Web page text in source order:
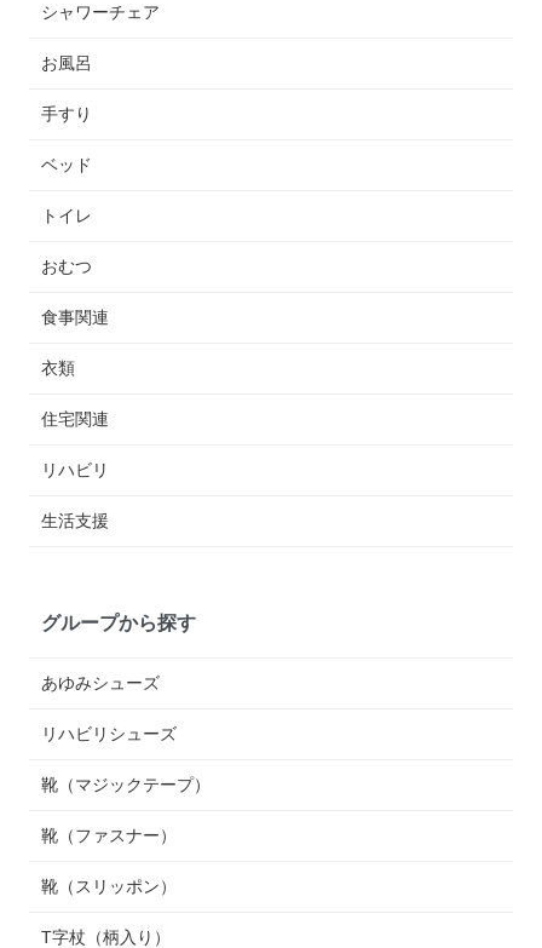
シャワーチェア
お風呂
手すり
ベッド
トイレ
おむつ
食事関連
衣類
住宅関連
リハビリ
生活支援
グループから探す
あゆみシューズ
リハビリシューズ
靴（マジックテープ）
靴（ファスナー）
靴（スリッポン）
T字杖（柄入り）